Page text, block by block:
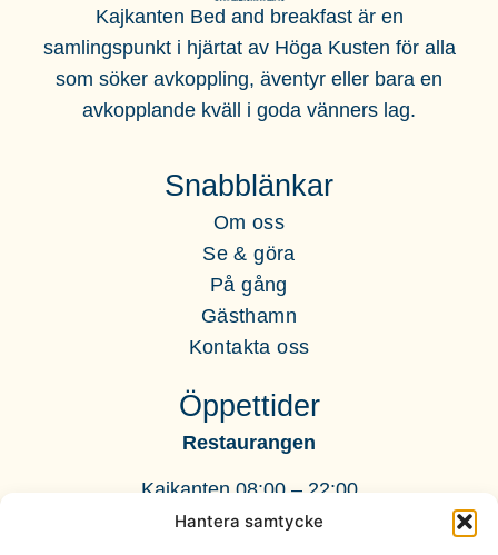
Hantera samtycke
Kajkanten Bed and breakfast är en
samlingspunkt i hjärtat av Höga Kusten för alla
som söker avkoppling, äventyr eller bara en
avkopplande kväll i goda vänners lag.
Snabblänkar
Om oss
Se & göra
På gång
Gästhamn
Kontakta oss
Öppettider
Restaurangen
Kajkanten 08:00 – 22:00